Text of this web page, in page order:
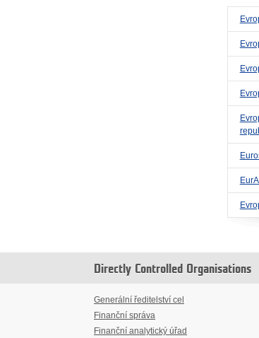
Directly Controlled Organisations
Generální ředitelství cel
Finanční správa
Finanční analytický úřad